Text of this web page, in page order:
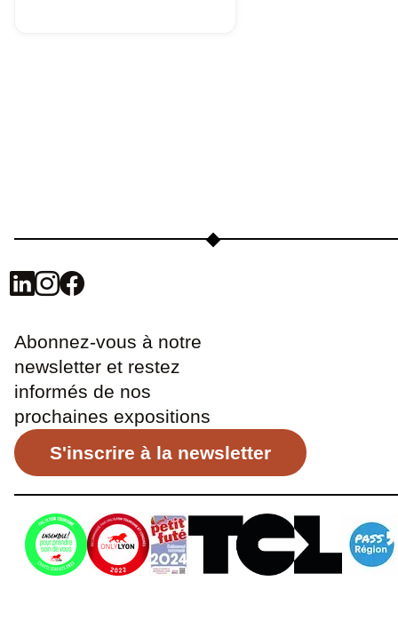
Abonnez-vous à notre
newsletter et restez
informés de nos
prochaines expositions
S'inscrire à la newsletter